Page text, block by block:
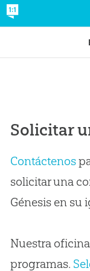
Solicitar
Contáctenos
solicitar una
Génesis en su
Nuestra
programas.